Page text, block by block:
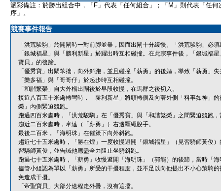
派彩備註：於勝出組合中，「F」代表「任何組合」；「M」則代表「任何
序」。
競賽事件報告
「洪荒駿駒」於開閘時一對前腳並舉，因而出閘十分緩慢。「洪荒駿駒」必
「銀城福星」與「勝利新星」於躍出時互相碰撞。在此宗事件後，「銀城福
寶貝」的後蹄。
「優秀寶」出閘笨拙，向外斜跑，並且碰撞「薪勇」的後軀，導致「薪勇」
「樂多福」與「哥哥仔」於起步時互相碰撞。
「和諧繁榮」自大外檔出閘後於早段收慢，在馬群之後切入。
接近八百五十米處轉彎時，「勝利新星」將頭轉側及向著外側「料事如神」
榮」內側緊迫競跑。
跑過四百米處時，「洪荒駿駒」在「優秀寶」與「和諧繁榮」之間緊迫競跑
趨近二百米處時，韋達（「薪勇」）右邊韁繩脫手。
最後二百米，「海明珠」在催策下向外斜跑。
趨近七十五米處時，「勝在煌」一度收慢避開「銀城福星」（見習騎師黃俊
習騎師黃俊，並告誡他應盡全力阻止坐騎斜跑。
跑過七十五米處時，「薪勇」收慢避開「海明珠」（郭能）的後蹄，當時「
儘管小組認為單以「薪勇」所受的干擾程度，並不足以向他提出不小心策騎
免造成干擾。
「帝聖寶貝」大部分途程走外疊，沒有遮擋。